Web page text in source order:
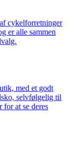
cykelforretninger
er alle sammen
med et godt
selvfølgelig til
at se deres